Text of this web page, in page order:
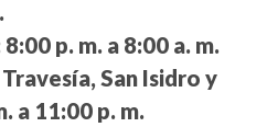
8:00 p. m. a 8:00 a. m.
San Isidro y
a 11:00 p. m.